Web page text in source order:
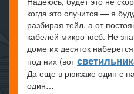
когда это случится — я
разбирая тейл, а от
кабелей микро-юсб. Не
доме их десяток
под них (вот
Да еще в рюкзаке один с
один…